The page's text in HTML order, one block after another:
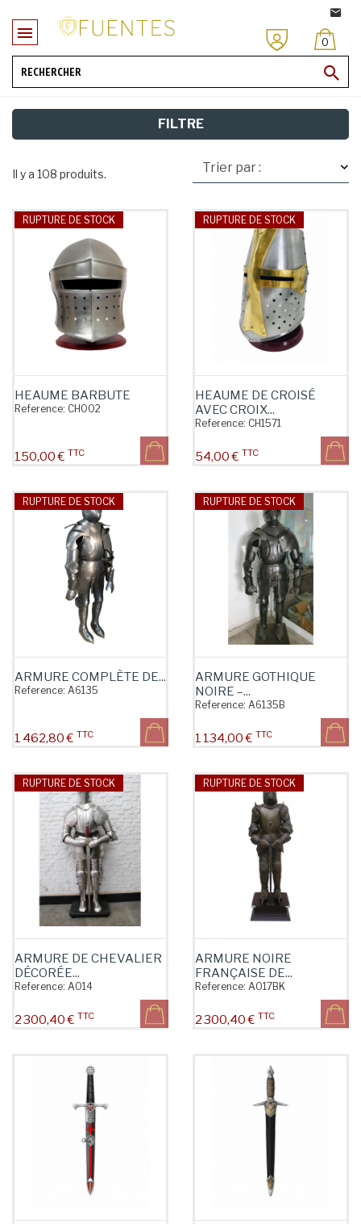
0
FILTRE
Il y a 108 produits.
RUPTURE DE STOCK
HEAUME BARBUTE
Reference: CH002
Prix
150,00 € TTC
RUPTURE DE STOCK
HEAUME DE CROISÉ
AVEC CROIX...
Reference: CH1571
Prix
54,00 € TTC
RUPTURE DE STOCK
ARMURE COMPLÈTE DE...
Reference: A6135
Prix
1 462,80 € TTC
RUPTURE DE STOCK
ARMURE GOTHIQUE
NOIRE –...
Reference: A6135B
Prix
1 134,00 € TTC
RUPTURE DE STOCK
ARMURE DE CHEVALIER
DÉCORÉE...
Reference: A014
Prix
2 300,40 € TTC
RUPTURE DE STOCK
ARMURE NOIRE
FRANÇAISE DE...
Reference: A017BK
Prix
2 300,40 € TTC